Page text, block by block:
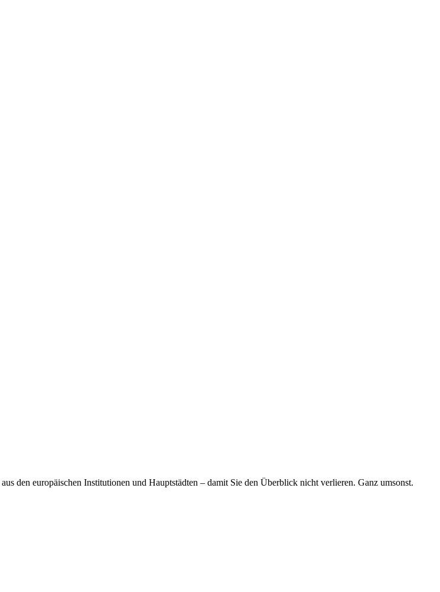
den europäischen Institutionen und Hauptstädten – damit Sie den Überblick nicht verlieren. Ganz umsonst.